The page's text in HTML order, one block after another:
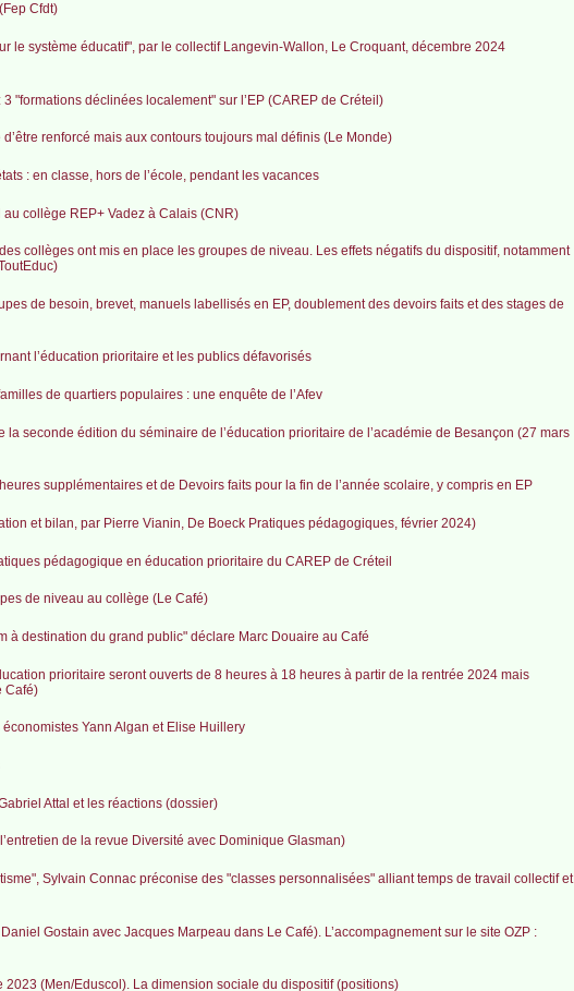
Cfdt)
le système éducatif", par le collectif Langevin-Wallon, Le Croquant, décembre 2024
"formations déclinées localement" sur l’EP (CAREP de Créteil)
renforcé mais aux contours toujours mal définis (Le Monde)
: en classe, hors de l’école, pendant les vacances
collège REP+ Vadez à Calais (CNR)
collèges ont mis en place les groupes de niveau. Les effets négatifs du dispositif, notamment
de besoin, brevet, manuels labellisés en EP, doublement des devoirs faits et des stages de
l’éducation prioritaire et les publics défavorisés
de quartiers populaires : une enquête de l’Afev
la seconde édition du séminaire de l’éducation prioritaire de l’académie de Besançon (27 mars
supplémentaires et de Devoirs faits pour la fin de l’année scolaire, y compris en EP
et bilan, par Pierre Vianin, De Boeck Pratiques pédagogiques, février 2024)
pédagogique en éducation prioritaire du CAREP de Créteil
de niveau au collège (Le Café)
à destination du grand public" déclare Marc Douaire au Café
prioritaire seront ouverts de 8 heures à 18 heures à partir de la rentrée 2024 mais
Café)
Yann Algan et Elise Huillery
Attal et les réactions (dossier)
de la revue Diversité avec Dominique Glasman)
Sylvain Connac préconise des "classes personnalisées" alliant temps de travail collectif et
Gostain avec Jacques Marpeau dans Le Café). L’accompagnement sur le site OZP :
(Men/Eduscol). La dimension sociale du dispositif (positions)